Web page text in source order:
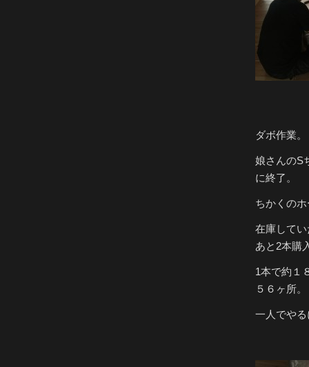
ダボ作業。
娘さんのS
に終了。
ちかくの
在庫して
あと2本購
1本で約１
５６ヶ所。
一人でや